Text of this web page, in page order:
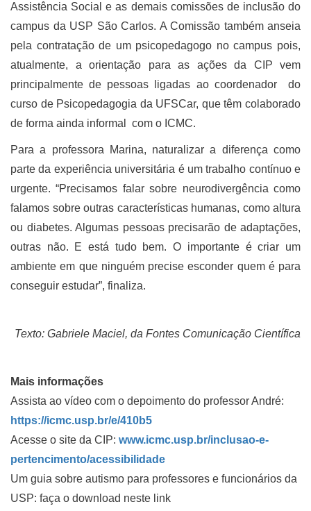
Assistência Social e as demais comissões de inclusão do
campus da USP São Carlos. A Comissão também anseia
pela contratação de um psicopedagogo no campus pois,
atualmente, a orientação para as ações da CIP vem
principalmente de pessoas ligadas ao coordenador do
curso de Psicopedagogia da UFSCar, que têm colaborado
de forma ainda informal com o ICMC.
Para a professora Marina, naturalizar a diferença como
parte da experiência universitária é um trabalho contínuo e
urgente. “Precisamos falar sobre neurodivergência como
falamos sobre outras características humanas, como altura
ou diabetes. Algumas pessoas precisarão de adaptações,
outras não. E está tudo bem. O importante é criar um
ambiente em que ninguém precise esconder quem é para
conseguir estudar”, finaliza.
Texto: Gabriele Maciel, da Fontes Comunicação Científica
Mais informações
Assista ao vídeo com o depoimento do professor André:
https://icmc.usp.br/e/410b5
Acesse o site da CIP: www.icmc.usp.br/inclusao-e-
pertencimento/acessibilidade
Um guia sobre autismo para professores e funcionários da
USP: faça o download neste link